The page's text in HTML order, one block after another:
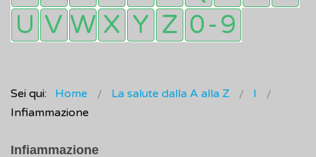
Sei qui: Home La salute dalla A alla Z
I
Infiammazione
Infiammazione